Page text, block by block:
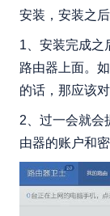
安装，安装之
1、安装完成之
路由器上面。
的话，那应该
2、过一会就会
由器的账户和